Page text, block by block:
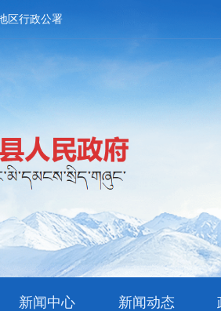
区行政公署
新闻中心 新闻动态